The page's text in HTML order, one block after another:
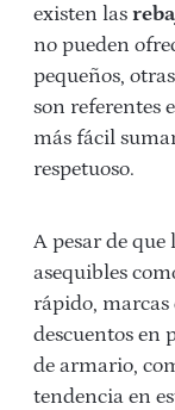
existen las
no pueden
pequeños,
son referentes
más fácil
respetuoso.
A pesar de
asequibles
rápido, marcas
descuentos en
de armario,
tendencia en